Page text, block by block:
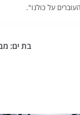
על כולנו".
בת ים: